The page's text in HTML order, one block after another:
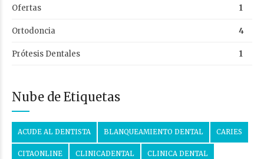
Ofertas 1
Ortodoncia 4
Prótesis Dentales 1
Nube de Etiquetas
ACUDE AL DENTISTA BLANQUEAMIENTO DENTAL CARIES
CITAONLINE CLINICADENTAL CLINICA DENTAL